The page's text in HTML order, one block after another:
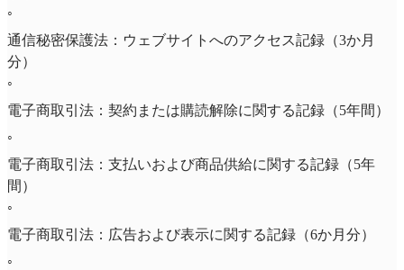
◦
通信秘密保護法：ウェブサイトへのアクセス記録（3か月
分）
◦
電子商取引法：契約または購読解除に関する記録（5年間）
◦
電子商取引法：支払いおよび商品供給に関する記録（5年
間）
◦
電子商取引法：広告および表示に関する記録（6か月分）
◦